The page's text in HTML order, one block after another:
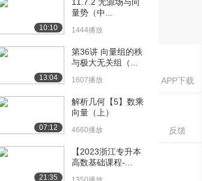
APP下载
反馈
法则2（下...
播放
[19] 025.隐函数与参数方
求导法（上...
11:02
[20] 025.隐函数与参数方
程求导法（中...
[21] 025.隐函数与参数方
程求导法（下...
10:58
10:10
量势（中...
1444播放
13:04
第36讲 向量组的秩
与极大无关组（...
1607播放
07:12
解析几何【5】数乘
向量（上）
4660播放
21:35
【2023浙江专升本
高数基础课程-...